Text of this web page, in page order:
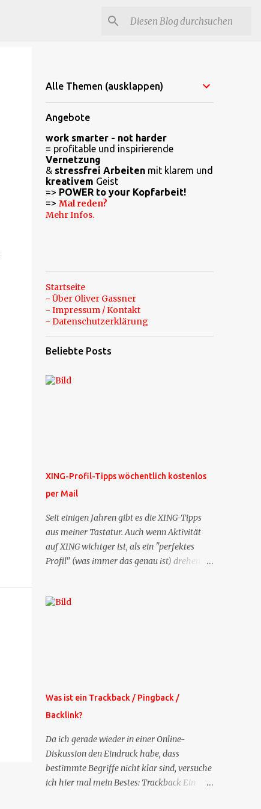
Alle Themen (ausklappen)
Angebote
work smarter - not harder
= profitable und inspirierende
Vernetzung
& stressfrei Arbeitenmit klarem und
kreativem Geist
=> POWER to your Kopfarbeit!
=> Mal reden?
Mehr Infos.
Startseite
- Über Oliver Gassner
- Impressum / Kontakt
- Datenschutzerklärung
Beliebte Posts
XING-Profil-Tipps wöchentlich kostenlos
per Mail
Seit einigen Jahren gibt es die XING-Tipps
aus meiner Tastatur. Auch wenn Aktivität
auf XING wichtger ist, als ein "perfektes
Profil" (was immer das genau ist) drehen
es jetzt die Profil-Fragen zu XING als eigene
Weitere Mailangebote dieser Art sehen Sie
auf meiner XING-Seite oder hier oben rechts
im Blog. Die Profilfragen werde ich
mittelfristig aus der normalen XING-Tipp-
Mail entfernen, da ich sie so nur an einer
Stelle pflegen muss.
Was ist ein Trackback / Pingback /
Backlink?
Da ich gerade wieder in einer Online-
Diskussion den Eindruck habe, dass
bestimmte Begriffe nicht klar sind, versuche
ich hier mal mein Bestes: Trackback Ein